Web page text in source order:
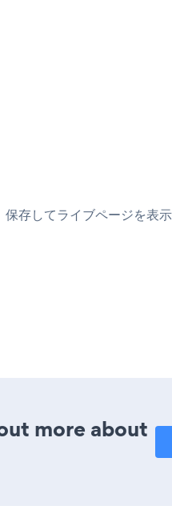
存してライブページを表
more about